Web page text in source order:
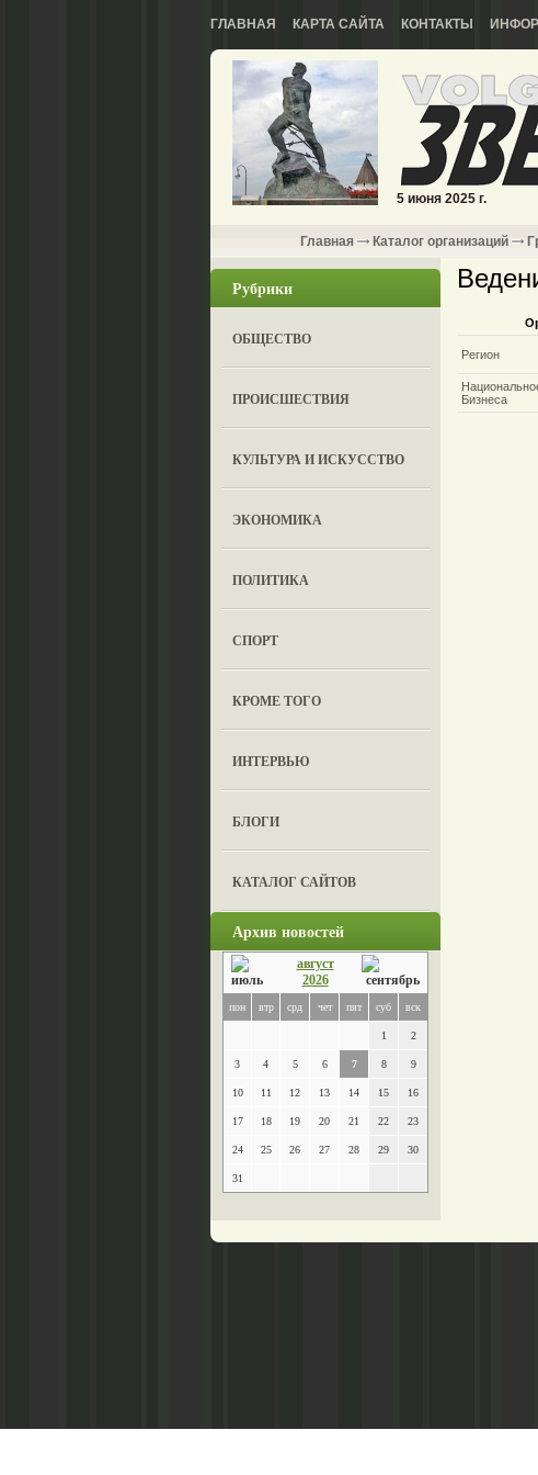
ГЛАВНАЯ КАРТА САЙТА КОНТАКТЫ
5 июня 2025 г.
Главная Каталог организаций
Рубрики
ОБЩЕСТВО
ПРОИСШЕСТВИЯ
КУЛЬТУРА И ИСКУССТВО
ЭКОНОМИКА
ПОЛИТИКА
СПОРТ
КРОМЕ ТОГО
ИНТЕРВЬЮ
БЛОГИ
КАТАЛОГ САЙТОВ
Архив новостей
август
2026
пон втр срд чет пят суб вск
1 2
3 4 5 6 7 8 9
10 11 12 13 14 15 16
17 18 19 20 21 22 23
24 25 26 27 28 29 30
31
Регион
Бизнеса